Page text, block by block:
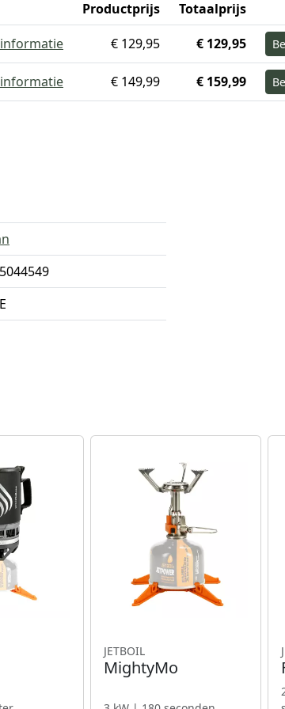
Productprijs
Totaalprijs
€ 129,95 € 129,95
€ 149,99 € 159,99
JETBOIL
MightyMo